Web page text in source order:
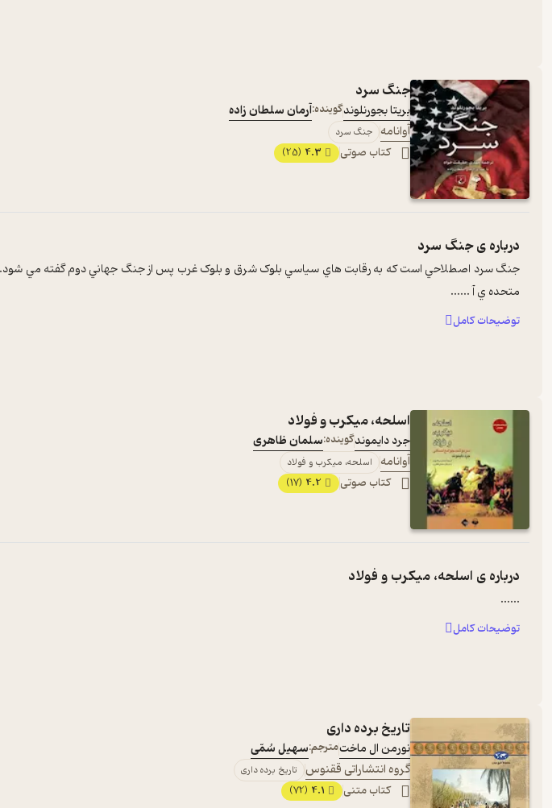
جنگ سرد
بریتا بجورنلوندگوینده:آرمان سلطان زاده
آوانامه
جنگ سرد
کتاب صوتی 4.3
(25)
درباره یجنگ سرد
جنگ سرد اصطلاحي است که به رقابت هاي سياسي بلوک شرق و بلوک غرب پس از جنگ جهاني دوم گفته مي شود.
متحده ي آ ......
توضیحات کامل
اسلحه، میکرب و فولاد
جرد دایموندگوینده:سلمان ظاهری
آوانامه
اسلحه، میکرب و فولاد
کتاب صوتی 4.2
(17)
درباره ی اسلحه، میکرب و فولاد
...
...
توضیحات کامل
تاریخ برده داری
نورمن ال ماختمترجم:سهیل سُمّی
گروه انتشاراتی ققنوس
تاریخ برده داری
کتاب متنی 4.1
(72)